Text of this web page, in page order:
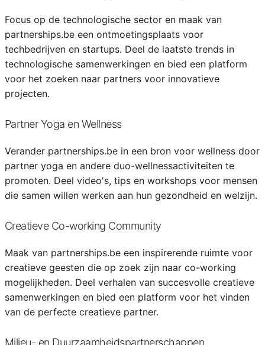
Focus op de technologische sector en maak van
partnerships.be een ontmoetingsplaats voor
techbedrijven en startups. Deel de laatste trends in
technologische samenwerkingen en bied een platform
voor het zoeken naar partners voor innovatieve
projecten.
Partner Yoga en Wellness
Verander partnerships.be in een bron voor wellness door
partner yoga en andere duo-wellnessactiviteiten te
promoten. Deel video's, tips en workshops voor mensen
die samen willen werken aan hun gezondheid en welzijn.
Creatieve Co-working Community
Maak van partnerships.be een inspirerende ruimte voor
creatieve geesten die op zoek zijn naar co-working
mogelijkheden. Deel verhalen van succesvolle creatieve
samenwerkingen en bied een platform voor het vinden
van de perfecte creatieve partner.
Milieu- en Duurzaamheidspartnerschappen